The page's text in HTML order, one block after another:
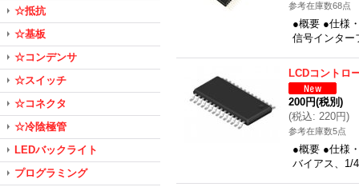
☆抵抗
☆基板
☆コンデンサ
☆スイッチ
☆コネクタ
☆冷陰極管
LEDバックライト
プログラミング
参考在庫数68点
●概要 ●仕様
信号インタ
LCDコントロ
200円(税別)
(税込: 220円)
参考在庫数5点
●概要 ●仕様
バイアス、1/